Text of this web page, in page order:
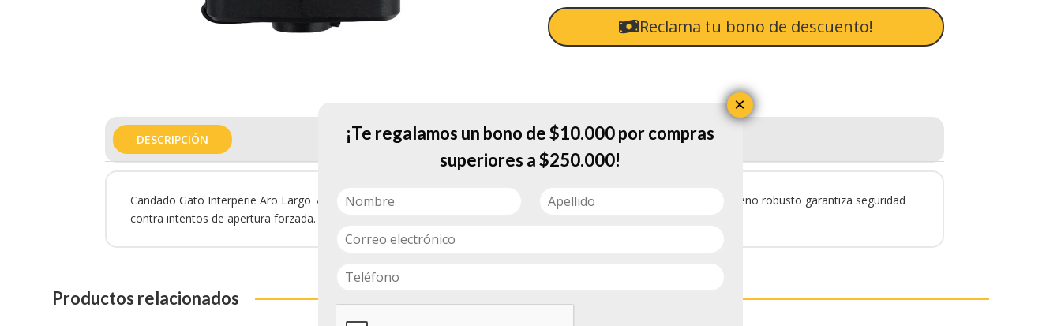
Reclama tu bono de descuento!
DESCRIPCIÓN
Candado Gato Interperie Aro Largo 7Alr70 es un candado confiable, ideal para proteger pertenencias y espacios. Su diseño robusto garantiza seguridad
contra intentos de apertura forzada.
Productos relacionados
¡Te regalamos un bono de $10.000 por compras
superiores a $250.000!
×